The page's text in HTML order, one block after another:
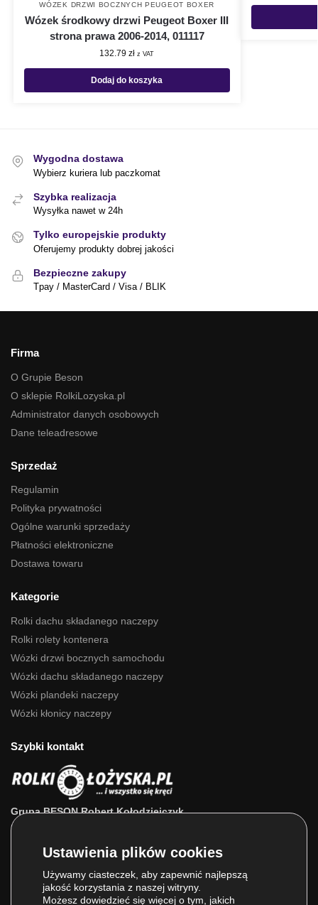
WÓZEK DRZWI BOCZNYCH PEUGEOT BOXER
Wózek środkowy drzwi Peugeot Boxer III
strona prawa 2006-2014, 011117
132.79zł z VAT
Dodaj do koszyka
Wygodna dostawa
Wybierz kuriera lub paczkomat
Szybka realizacja
Wysyłka nawet w 24h
Tylko europejskie produkty
Oferujemy produkty dobrej jakości
Bezpieczne zakupy
Tpay / MasterCard / Visa / BLIK
Firma
O Grupie Beson
O sklepie RolkiLozyska.pl
Administrator danych osobowych
Dane teleadresowe
Sprzedaż
Regulamin
Polityka prywatności
Ogólne warunki sprzedaży
Płatności elektroniczne
Dostawa towaru
Kategorie
Rolki dachu składanego naczepy
Rolki rolety kontenera
Wózki drzwi bocznych samochodu
Wózki dachu składanego naczepy
Wózki plandeki naczepy
Wózki kłonicy naczepy
Szybki kontakt
Grupa BESON Robert Kołodziejczyk
ul. Powstańców Wlkp. 63a
E-mail:sklep@rolkilozyska.pl
Używamy ciasteczek, aby zapewnić najlepszą
jakość korzystania z naszej witryny.
Możesz dowiedzieć się więcej o tym, jakich